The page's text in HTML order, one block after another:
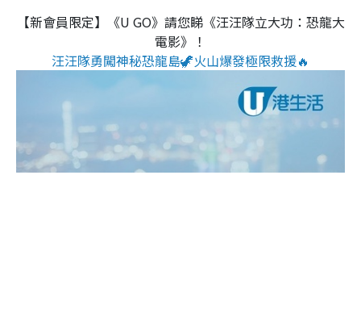
【新會員限定】《U GO》請您睇《汪汪隊立大功：恐龍大
電影》！
汪汪隊勇闖神秘恐龍島🦖火山爆發極限救援🔥